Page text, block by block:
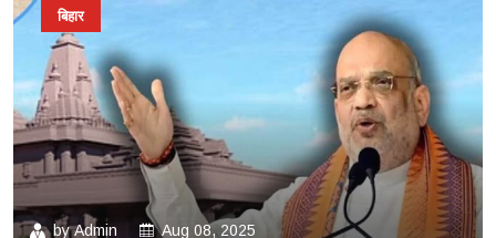
byAdmin Aug 08, 2025
बिहार